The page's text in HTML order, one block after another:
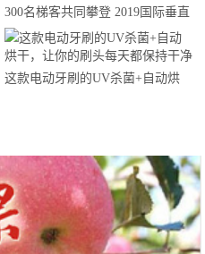
300名梯客共同攀登 2019国际垂直
马拉松超级精英赛顺德海骏达中心
站欢乐开跑
这款电动牙刷的UV杀菌+自动烘